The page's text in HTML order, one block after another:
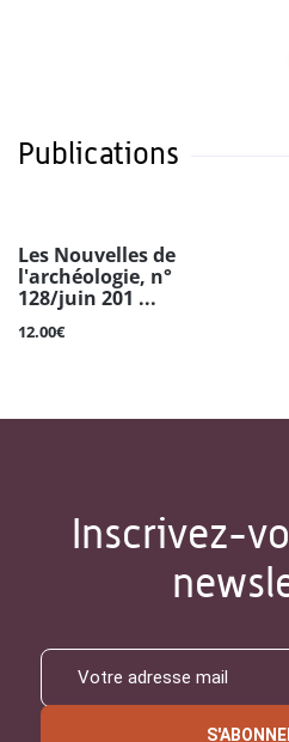
Publications
Les Nouvelles de
l'archéologie, n°
128/juin 201 ...
12.00€
Inscrivez-